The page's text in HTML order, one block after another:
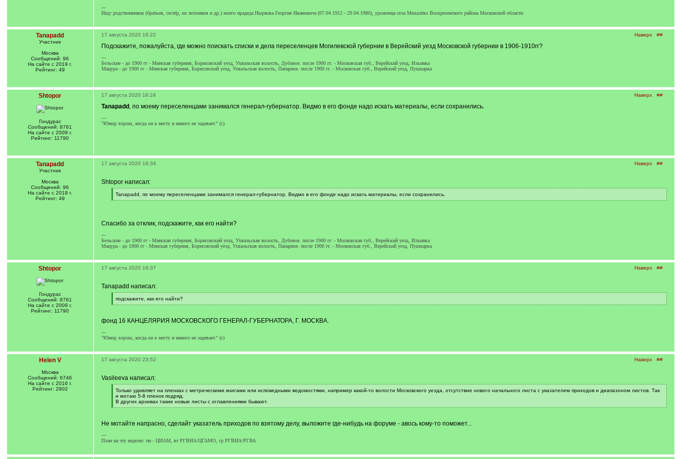
---
Ищу родственников (братьев, сестёр, их потомков и др.) моего прадеда Ныркова Георгия Ивановича (07.04.1912 - 29.04.1980), уроженца села Михалёво Воскресенского района Московской области.
Tanapadd
Участник
Москва
Сообщений: 96
На сайте с 2019 г.
Рейтинг: 49
Наверх ##
17 августа 2020 16:22
Подскажите, пожалуйста, где можно поискать списки и дела переселенцев Могилевской губернии в Верейский уезд Московской губернии в 1906-1910гг?
---
Бельские - до 1900 гг - Минская губерния, Борисовский уезд, Ухвальская волость, Дубовое. после 1900 гг. - Московская губ., Верейский уезд, Ильинка
Мацура - до 1900 гг - Минская губерния, Борисовский уезд, Ухвальская волость, Папарное. после 1900 гг. - Московская губ., Верейский уезд, Пушкарка
Shtopor
Гондурас
Сообщений: 8761
На сайте с 2009 г.
Рейтинг: 11790
Наверх ##
17 августа 2020 16:24
Tanapadd , по моему переселенцами занимался генерал-губернатор. Видмо в его фонде надо искать материалы, если сохранились.
---
"Юмор хорош, когда он к месту и никого не задевает." (с)
Tanapadd
Участник
Москва
Сообщений: 96
На сайте с 2019 г.
Рейтинг: 49
Наверх ##
17 августа 2020 16:34
Shtopor написал:
[
q
Tanapadd, по моему переселенцами занимался генерал-губернатор. Видмо в его фонде надо искать материалы, если сохранились.
[
Спасибо за отклик, подскажите, как его найти?
---
Бельские - до 1900 гг - Минская губерния, Борисовский уезд, Ухвальская волость, Дубовое. после 1900 гг. - Московская губ., Верейский уезд, Ильинка
Мацура - до 1900 гг - Минская губерния, Борисовский уезд, Ухвальская волость, Папарное. после 1900 гг. - Московская губ., Верейский уезд, Пушкарка
Shtopor
Гондурас
Сообщений: 8761
На сайте с 2009 г.
Рейтинг: 11790
Наверх ##
17 августа 2020 16:37
Tanapadd написал:
[
q
подскажите, как его найти?
[
]
фонд 16 КАНЦЕЛЯРИЯ МОСКОВСКОГО ГЕНЕРАЛ-ГУБЕРНАТОРА, Г. МОСКВА.
---
"Юмор хорош, когда он к месту и никого не задевает." (с)
Helen V
Москва
Сообщений: 6746
На сайте с 2016 г.
Рейтинг: 2902
Наверх ##
17 августа 2020 23:52
Vasileeva написал:
[
q
]
Только удивляет на пленках с метрическими книгами или исповедными ведомостями, например какой-то волости Московского уезда, отсутствие нового начального листа с указателем приходов и диапазоном листов. Так
и мотаю 5-8 пленок подряд.
В других архивах такие новые листы с оглавлениями бывают.
[
]
Не мотайте напрасно, сделайт указатель приходов по взятому делу, выложите где-нибудь на форуме - авось кому-то поможет...
---
План на эту неделю: пн - ЦИАМ, вт РГВИА/ЦГАМО, ср РГВИА/РГВА